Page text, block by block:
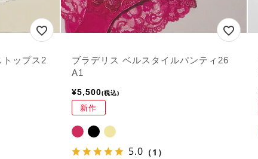
トップス2
ブラデリス ベルスタイルパンティ26
A1
¥5,500 税込
新作
5.0 （1）